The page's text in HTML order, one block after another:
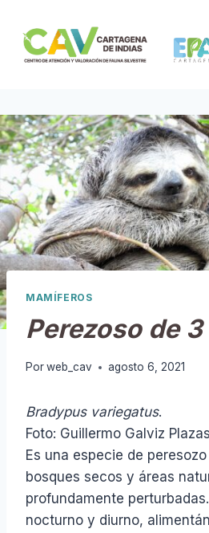
contenido
MAMÍFEROS
Perezoso de
Porweb_cav agosto 6, 2021
Bradypus variegatus.
Foto: Guillermo Galviz Plazas
Es una especie de
bosques secos y áreas
profundamente
nocturno y diurno,